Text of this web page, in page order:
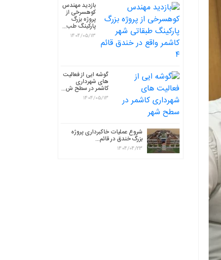
بازدید مهندس
کوهسرخی از
پروژه بزرگ
پارکینگ طب...
1404/05/13
گوشه ایی از فعالیت
های شهرداری
کاشمر در سطح ش...
1404/05/13
شروع عملیات خاکبرداری پروژه
بزرگ خندق در قائم...
1404/04/23